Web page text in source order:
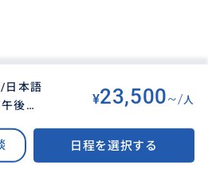
日本語
後発/
¥23,500~/人
日程を選択する
ガイド/専用車/夕食付き/午後発/ナイトツア
ー/ワニ釣り/馬車体験